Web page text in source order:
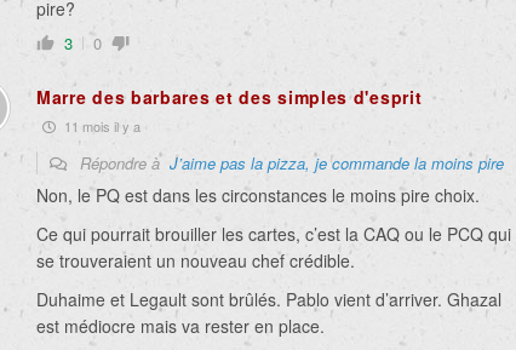
pire?
3 0
Marre des barbares et des simples d'esprit
11 mois il y a
Répondre à J’aime pas la pizza, je commande la moins pire
Non, le PQ est dans les circonstances le moins pire choix.
Ce qui pourrait brouiller les cartes, c’est la CAQ ou le PCQ qui
se trouveraient un nouveau chef crédible.
Duhaime et Legault sont brûlés. Pablo vient d’arriver. Ghazal
est médiocre mais va rester en place.